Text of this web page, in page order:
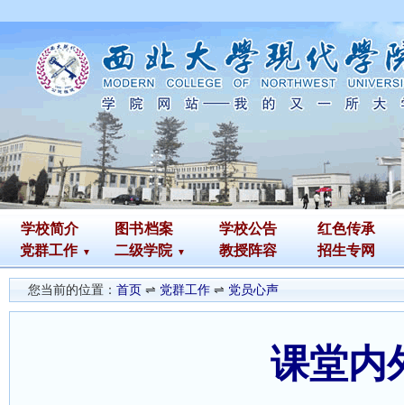
学校简介 图书档案 学校公告
红色传承
党群工作
二级学院 教授阵容 招生专网
您当前的位置： 首页 ⇌ 党群工作 ⇌ 党员心声
课堂内